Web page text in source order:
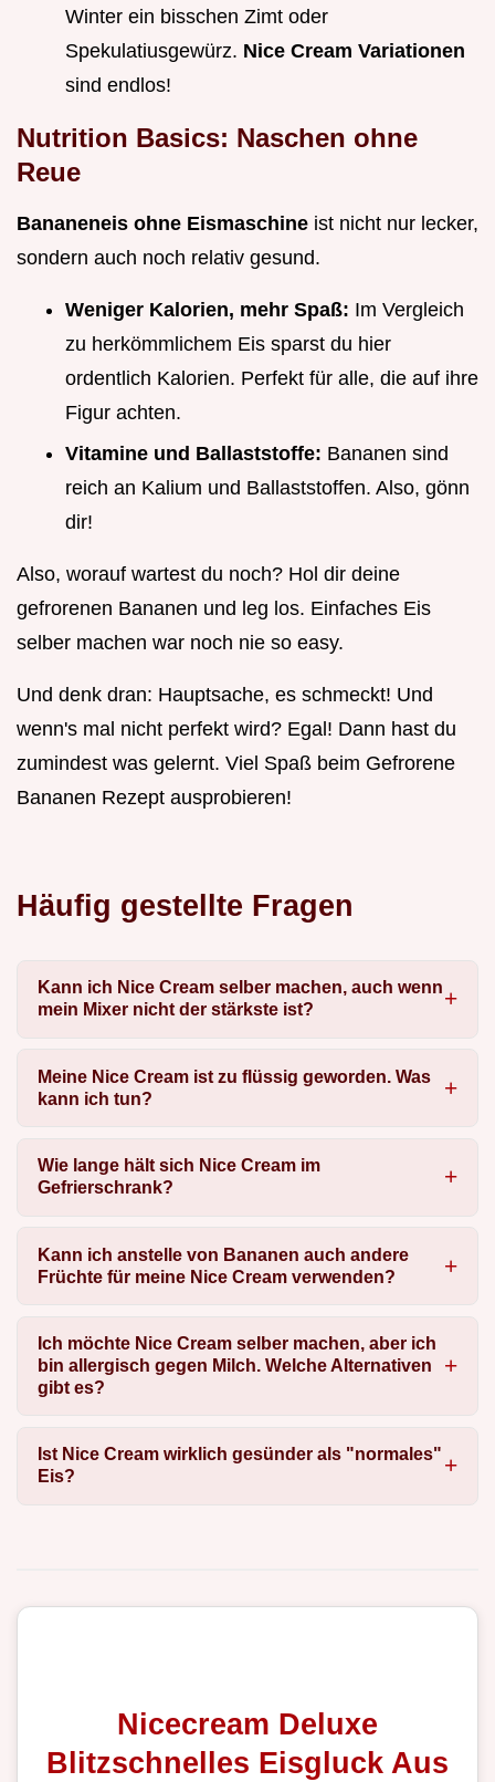
Winter ein bisschen Zimt oder
Spekulatiusgewürz. Nice Cream Variationen
sind endlos!
Nutrition Basics: Naschen ohne
Reue
Bananeneis ohne Eismaschine ist nicht nur lecker,
sondern auch noch relativ gesund.
Weniger Kalorien, mehr Spaß: Im Vergleich
zu herkömmlichem Eis sparst du hier
ordentlich Kalorien. Perfekt für alle, die auf ihre
Figur achten.
Vitamine und Ballaststoffe: Bananen sind
reich an Kalium und Ballaststoffen. Also, gönn
dir!
Also, worauf wartest du noch? Hol dir deine
gefrorenen Bananen und leg los. Einfaches Eis
selber machen war noch nie so easy.
Und denk dran: Hauptsache, es schmeckt! Und
wenn's mal nicht perfekt wird? Egal! Dann hast du
zumindest was gelernt. Viel Spaß beim Gefrorene
Bananen Rezept ausprobieren!
Häufig gestellte Fragen
Kann ich Nice Cream selber machen, auch wenn
mein Mixer nicht der stärkste ist?
Meine Nice Cream ist zu flüssig geworden. Was
kann ich tun?
Wie lange hält sich Nice Cream im
Gefrierschrank?
Kann ich anstelle von Bananen auch andere
Früchte für meine Nice Cream verwenden?
Ich möchte Nice Cream selber machen, aber ich
bin allergisch gegen Milch. Welche Alternativen
gibt es?
Ist Nice Cream wirklich gesünder als "normales"
Eis?
Nicecream Deluxe
Blitzschnelles Eisgluck Aus